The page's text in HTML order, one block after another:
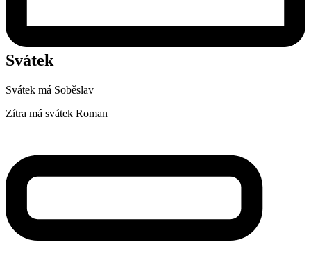
Svátek
Svátek má Soběslav
Zítra má svátek Roman